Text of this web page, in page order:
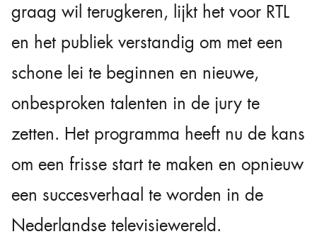
graag wil terugkeren, lijkt het voor RTL
en het publiek verstandig om met een
schone lei te beginnen en nieuwe,
onbesproken talenten in de jury te
zetten. Het programma heeft nu de kans
om een frisse start te maken en opnieuw
een succesverhaal te worden in de
Nederlandse televisiewereld.